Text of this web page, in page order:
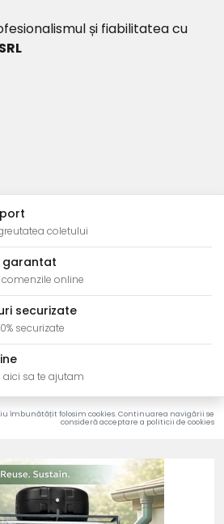
și fiabilitatea cu
coletului
garantat
comenzile online
securizate
securizate
aici sa te ajutam
îmbunătățit folosim cookies. Continuarea navigării se
consideră acceptare a politicii de cookies